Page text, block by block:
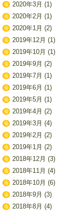
2020年3月 (1)
2020年2月 (1)
2020年1月 (2)
2019年12月 (1)
2019年10月 (1)
2019年9月 (2)
2019年7月 (1)
2019年6月 (1)
2019年5月 (1)
2019年4月 (2)
2019年3月 (4)
2019年2月 (2)
2019年1月 (2)
2018年12月 (3)
2018年11月 (4)
2018年10月 (6)
2018年9月 (3)
2018年8月 (4)